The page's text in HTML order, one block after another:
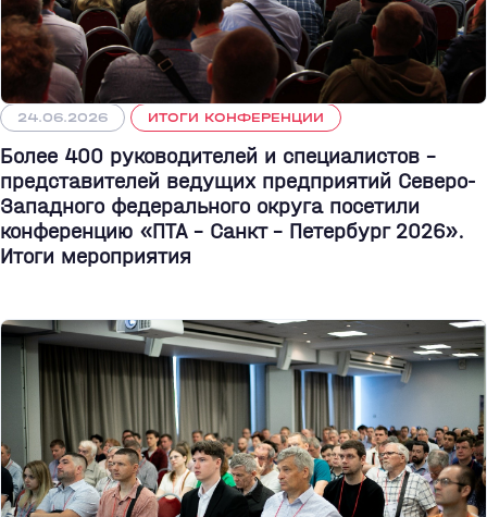
24.06.2026 ИТОГИ КОНФЕРЕНЦИИ
Более 400 руководителей и специалистов –
представителей ведущих предприятий Северо-
Западного федерального округа посетили
конференцию «ПТА – Санкт - Петербург 2026».
Итоги мероприятия